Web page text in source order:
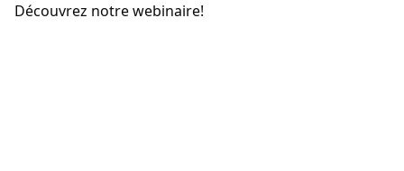
Découvrez notre webinaire!